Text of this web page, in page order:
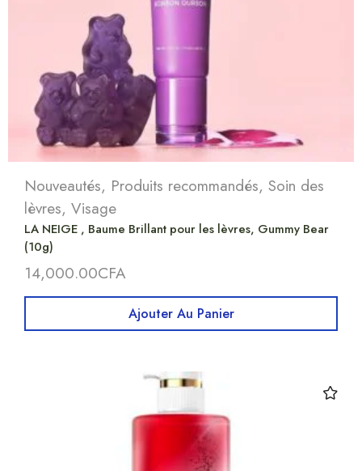
Nouveautés, Produits recommandés, Soin des
lèvres, Visage
LA NEIGE , Baume Brillant pour les lèvres, Gummy Bear
(10g)
14,000.00CFA
Ajouter Au Panier